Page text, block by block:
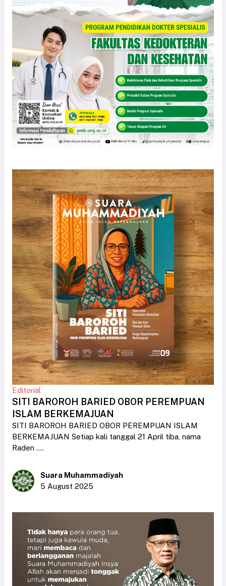
Editorial
SITI BAROROH BARIED OBOR PEREMPUAN
ISLAM BERKEMAJUAN
SITI BAROROH BARIED OBOR PEREMPUAN ISLAM
BERKEMAJUAN Setiap kali tanggal 21 April tiba, nama
Raden ....
Suara Muhammadiyah
5 August 2025